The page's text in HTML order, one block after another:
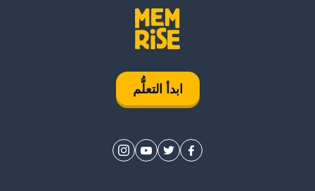
ابدأ التعلُّم